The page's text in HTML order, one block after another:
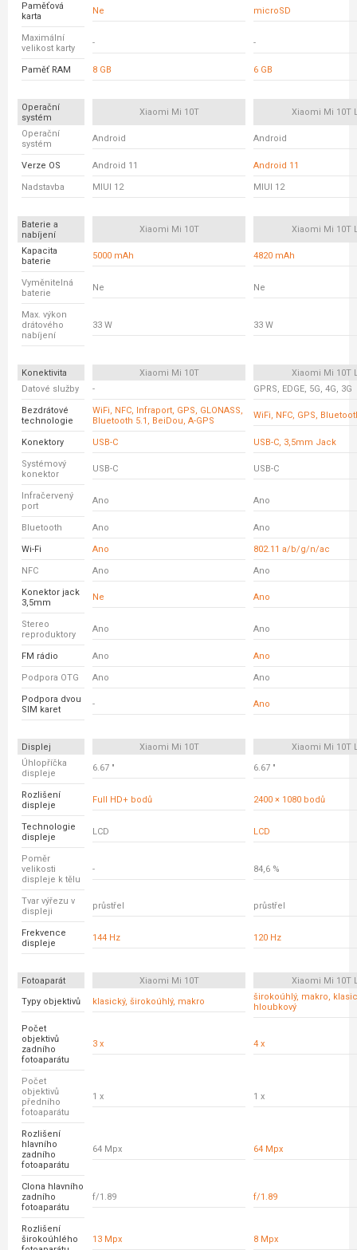
Paměťová
karta
Ne microSD
Maximální
velikost karty
- -
Paměť RAM 8 GB 6 GB
Operační
systém
Xiaomi Mi 10T Xiaomi Mi 10T
Operační
systém
Android Android
Verze OS Android 11 Android 11
Nadstavba MIUI 12 MIUI 12
Baterie a
nabíjení
Xiaomi Mi 10T Xiaomi Mi 10T
Kapacita
baterie
5000 mAh 4820 mAh
Vyměnitelná
baterie
Ne Ne
Max. výkon
drátového
nabíjení
33 W 33 W
Konektivita Xiaomi Mi 10T
Xiaomi Mi 10T
Datové služby
- GPRS, EDGE, 5G, 4G, 3G
Bezdrátové
technologie
WiFi, NFC, Infraport, GPS, GLONASS,
Bluetooth 5.1, BeiDou, A-GPS
WiFi, NFC, GPS,
Konektory USB-C USB-C, 3,5mm Jack
Systémový
konektor
USB-C USB-C
Infračervený
port
Ano Ano
Bluetooth Ano Ano
Wi-Fi Ano 802.11 a/b/g/n/ac
NFC Ano Ano
Konektor jack
3,5mm
Ne Ano
Stereo
reproduktory
Ano Ano
FM rádio Ano Ano
Podpora OTG Ano Ano
Podpora dvou
SIM karet
- Ano
Displej Xiaomi Mi 10T
Xiaomi Mi 10T
Úhlopříčka
displeje
6.67 " 6.67 "
Rozlišení
displeje
Full HD+ bodů 2400 × 1080 bodů
Technologie
displeje
LCD LCD
Poměr
velikosti
displeje k tělu
- 84,6 %
Tvar výřezu v
displeji
průstřel průstřel
Frekvence
displeje
144 Hz 120 Hz
Fotoaparát Xiaomi Mi 10T
Xiaomi Mi 10T
Typy objektivů
klasický, širokoúhlý, makro
širokoúhlý, makro,
hloubkový
Počet
objektivů
zadního
fotoaparátu
3 x 4 x
Počet
objektivů
předního
fotoaparátu
1 x 1 x
Rozlišení
hlavního
zadního
fotoaparátu
64 Mpx 64 Mpx
Clona hlavního
zadního
fotoaparátu
f/1.89 f/1.89
Rozlišení
širokoúhlého
13 Mpx 8 Mpx